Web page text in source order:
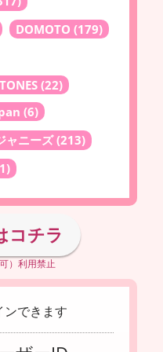
DOMOTO (179)
(22)
(6)
ャニーズ(213)
コチラ
）利用禁止
できます